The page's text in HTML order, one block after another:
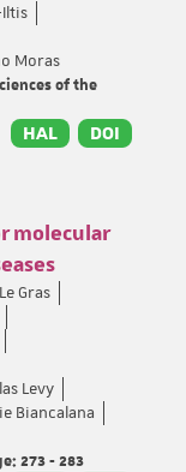
Moras
of the
HAL DOI
molecular
Gras
Levy
Biancalana
273 - 283